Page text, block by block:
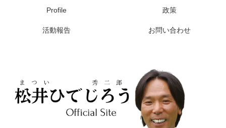
Profile 政策
活動報告 お問い合わせ